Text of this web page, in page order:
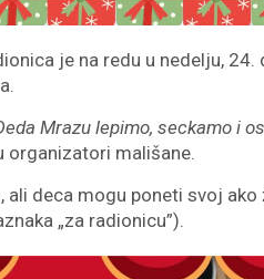
je na redu u nedelju,
Mrazu lepimo, seckamo i
organizatori mališane.
ali deca mogu poneti svoj
„za radionicu”).